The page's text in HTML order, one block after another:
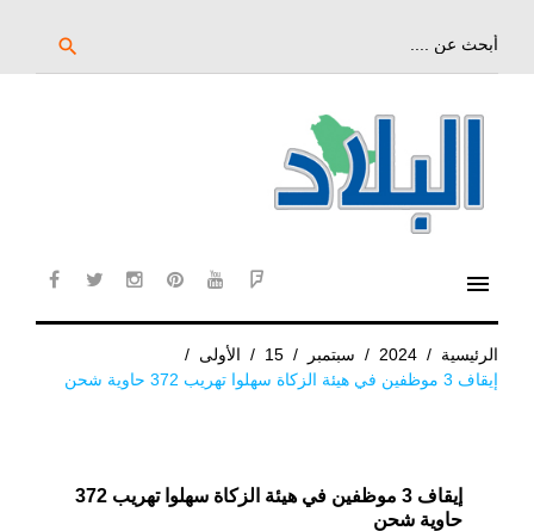
search
menu
الرئيسية /
2024
/ سبتمبر /
15
/ الأولى /
إيقاف 3 موظفين في هيئة الزكاة سهلوا تهريب 372 حاوية شحن
إيقاف 3 موظفين في هيئة الزكاة سهلوا تهريب 372
حاوية شحن